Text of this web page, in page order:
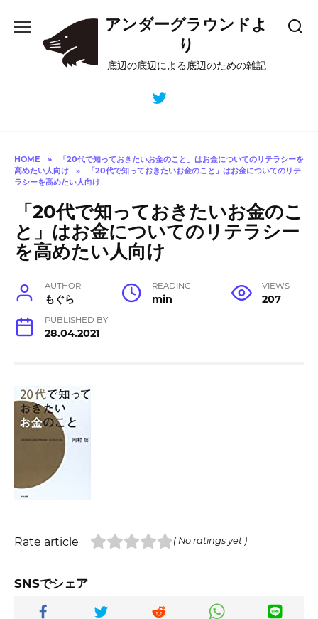
content
アンダーグラウンドよ
り
底辺の底辺による底辺のための雑記
HOME »
「20代で知っておきたいお金のこと」はお金についてのリテラシーを
高めたい人向け
»
「20代で知っておきたいお金のこと」はお金についてのリテ
ラシーを高めたい人向け
「20代で知っておきたいお金のこ
と」はお金についてのリテラシー
を高めたい人向け
AUTHOR
もぐら
READING
min
VIEWS
207
PUBLISHED BY
28.04.2021
Rate article ( No ratings yet )
SNSでシェア